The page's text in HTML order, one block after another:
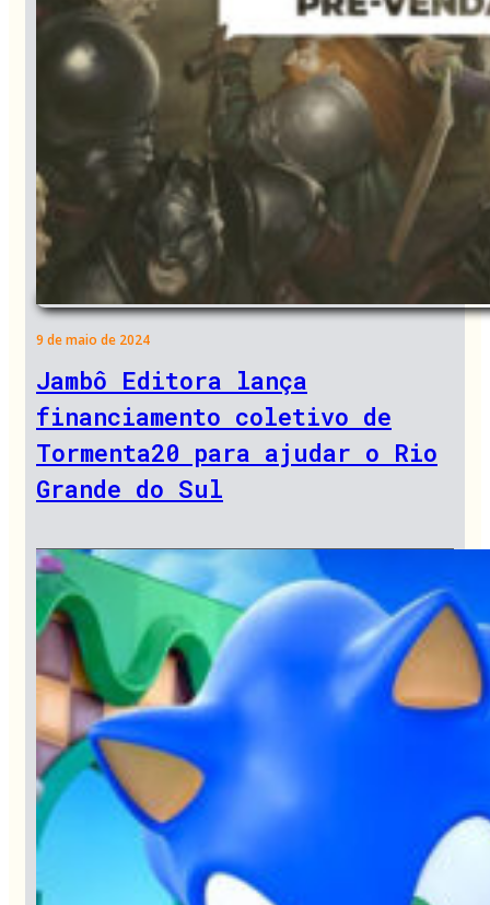
9 de maio de 2024
Jambô Editora lança
financiamento coletivo de
Tormenta20 para ajudar o Rio
Grande do Sul